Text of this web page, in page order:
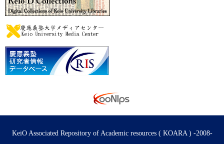
KeiO Associated Repository of Academic resources ( KOARA ) -2008-